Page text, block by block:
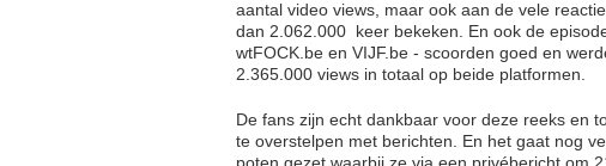
aantal video views, maar ook aan de vele
dan 2.062.000 keer bekeken. En ook de
wtFOCK.be en VIJF.be - scoorden goed en
2.365.000 views in totaal op beide platformen.
De fans zijn echt dankbaar voor deze reeks en
te overstelpen met berichten. En het gaat nog